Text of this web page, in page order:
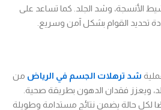
الأنسجة، وشد الجلد. كما تساعد على
تحديد القوام بشكل آمن وسريع.
شد ترهلات الجسم في الرياض من
ويعزز فقدان الدهون بطريقة صحية.
لكل حالة يضمن نتائج مستدامة وطويلة